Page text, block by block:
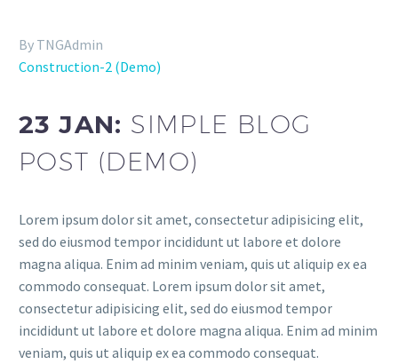
By TNGAdmin
Construction-2 (Demo)
23 JAN: SIMPLE BLOG
POST (DEMO)
Lorem ipsum dolor sit amet, consectetur adipisicing elit,
sed do eiusmod tempor incididunt ut labore et dolore
magna aliqua. Enim ad minim veniam, quis ut aliquip ex ea
commodo consequat. Lorem ipsum dolor sit amet,
consectetur adipisicing elit, sed do eiusmod tempor
incididunt ut labore et dolore magna aliqua. Enim ad minim
veniam, quis ut aliquip ex ea commodo consequat.